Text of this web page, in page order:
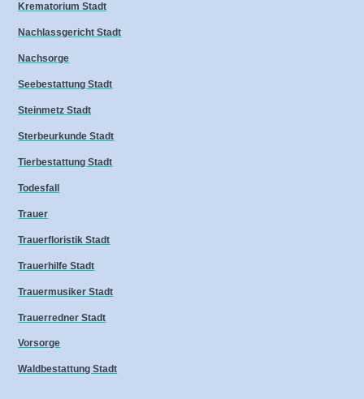
Krematorium Stadt
Nachlassgericht Stadt
Nachsorge
Seebestattung Stadt
Steinmetz Stadt
Sterbeurkunde Stadt
Tierbestattung Stadt
Todesfall
Trauer
Trauerfloristik Stadt
Trauerhilfe Stadt
Trauermusiker Stadt
Trauerredner Stadt
Vorsorge
Waldbestattung Stadt